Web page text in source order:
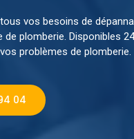
vos besoins de
plomberie. Disponibles
problèmes de plomberie.
04